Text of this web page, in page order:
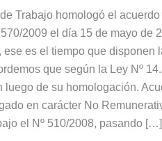
Trabajo homologó el
2009 el día 15 de mayo de
ese es el tiempo que disponen
que según la Ley Nº
luego de su homologación.
en carácter No
el Nº 510/2008, pasando […]